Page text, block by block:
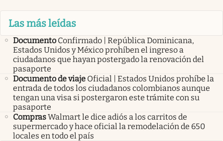
Las más leídas
Documento Confirmado | República Dominicana,
Estados Unidos y México prohíben el ingreso a
ciudadanos que hayan postergado la renovación del
pasaporte
Documento de viaje Oficial | Estados Unidos prohíbe la
entrada de todos los ciudadanos colombianos aunque
tengan una visa si postergaron este trámite con su
pasaporte
ComprasWalmart le dice adiós a los carritos de
supermercado y hace oficial la remodelación de 650
locales en todo el país